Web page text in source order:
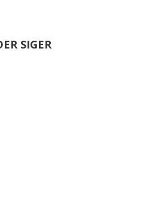
SIGER